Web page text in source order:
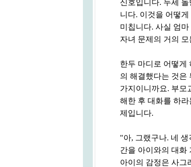
신호입니다. 두세
니다. 이것을 어떻
미칩니다. 사실 엄
자녀 문제의 거의
한두 마디로 어떻게
의 해결했다는 것은
가지이니까요. 부모
해한 후 대화를 하
제입니다.
"아, 그랬구나. 네
간을 아이와의 대화
아이의 감정은 사그